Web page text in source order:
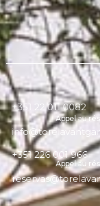
+351 22 011 0082
Appel au
+351 226 001 966
Appel au